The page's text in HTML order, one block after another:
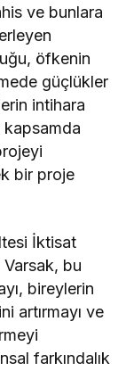
ve bunlara
öfkenin
güçlükler
intihara
bir proje
İktisat
Varsak, bu
bireylerin
artırmayı ve
farkındalık